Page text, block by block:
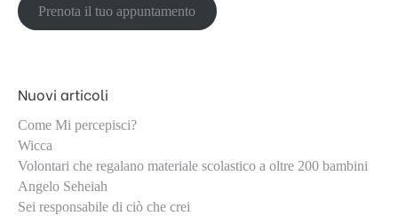
Prenota il tuo appuntamento
Nuovi articoli
Come Mi percepisci?
Wicca
Volontari che regalano materiale scolastico a oltre 200 bambini
Angelo Seheiah
Sei responsabile di ciò che crei